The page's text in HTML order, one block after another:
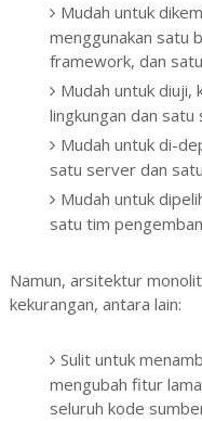
Mudah untuk
menggunakan satu
framework, dan
Mudah untuk diuji,
lingkungan dan
Mudah untuk di-
satu server dan
Mudah untuk
satu tim
Namun, arsitektur
kekurangan, antara lain:
Sulit untuk
mengubah fitur
seluruh kode